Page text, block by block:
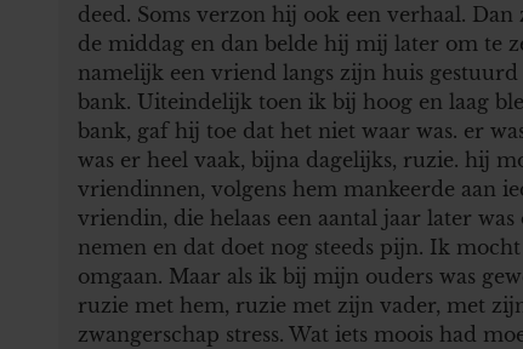
deed. Soms verzon hij ook een verhaal.
de middag en dan belde hij mij later om te
namelijk een vriend langs zijn huis
bank. Uiteindelijk toen ik bij hoog en laag
bank, gaf hij toe dat het niet waar was. er
was er heel vaak, bijna dagelijks, ruzie. hij
vriendinnen, volgens hem mankeerde aan
vriendin, die helaas een aantal jaar later
nemen en dat doet nog steeds pijn. Ik
omgaan. Maar als ik bij mijn ouders was
ruzie met hem, ruzie met zijn vader, met
zwangerschap stress. Wat iets moois had